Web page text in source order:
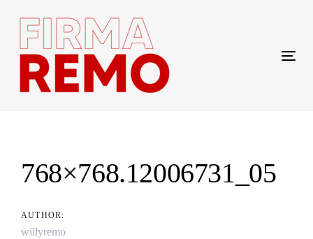
content
768×768.12006731_05
AUTHOR:
willyremo
navigation